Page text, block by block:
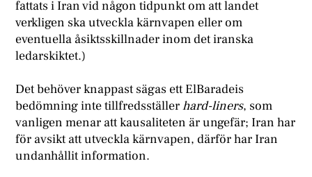
fattats i Iran vid någon tidpunkt om att landet
verkligen ska utveckla kärnvapen eller om
eventuella åsiktsskillnader inom det iranska
ledarskiktet.)
Det behöver knappast sägas ett ElBaradeis
bedömning inte tillfredsställerhard-liners, som
vanligen menar att kausaliteten är ungefär; Iran har
för avsikt att utveckla kärnvapen, därför har Iran
undanhållit information.